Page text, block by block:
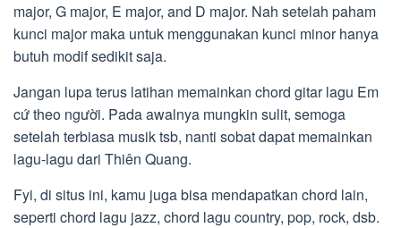
major, G major, E major, and D major. Nah setelah paham
kunci major maka untuk menggunakan kunci minor hanya
butuh modif sedikit saja.
Jangan lupa terus latihan memainkan chord gitar lagu Em
cứ theo người. Pada awalnya mungkin sulit, semoga
setelah terbiasa musik tsb, nanti sobat dapat memainkan
lagu-lagu dari Thiên Quang.
Fyi, di situs ini, kamu juga bisa mendapatkan chord lain,
seperti chord lagu jazz, chord lagu country, pop, rock, dsb.